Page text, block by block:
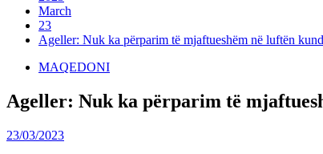
March
23
Ageller: Nuk ka përparim të mjaftueshëm në luftën
MAQEDONI
Ageller: Nuk ka përparim të
23/03/2023